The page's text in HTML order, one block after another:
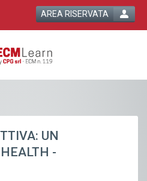
AREA RISERVATA
UN
-